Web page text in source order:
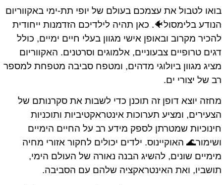
בואו לטבול את עצמכם בעולם של יופי תת-ימי באקווריום
הנודע בלימסול🐠. כאן תהיה לילדיכם הזדמנות ייחודית
להכיר מקרוב ובאופן אישי מגוון בעלי חיים ימיים, כולל
דגים טרופיים צבעוניים, אלמוגים וסרטנים. האקווריום
מציג מגוון ביולוגי מדהים, ומטפח סביבה מטפחת למספר
רב של יצורי ים.
מחזה יוצא דופן זה תוכנן כדי לשבות את סקרנותם של
הצעירים, ומציע תערוכות אינטראקטיביות ותוכניות
חינוכיות שמטרתן לספק מידע רב על החיים הימיים
ושימור🌊 האוקיינוס. ילדים יכולים לחקור אזורי מחיה
מימיים שונים, להשיג הבנה נאורה של העולם הימי,
תושביו, ואת האינטראקציה שלהם עם הסביבה.